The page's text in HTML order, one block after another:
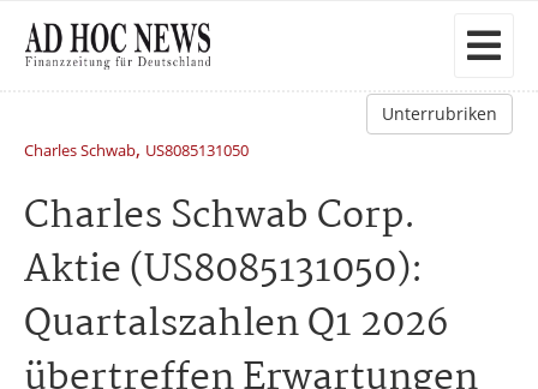
Unterrubriken
Charles Schwab, US8085131050
Charles Schwab Corp.
Aktie (US8085131050):
Quartalszahlen Q1 2026